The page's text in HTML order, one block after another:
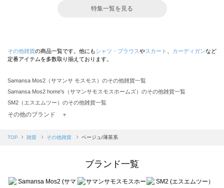
特集一覧を見る
その他雑貨の商品一覧です。他にもシャツ・ブラウスやスカート カーディガンなど
定番アイテムを多数取り揃えております。
Samansa Mos2（サマンサ モスモス）のその他雑貨一覧
Samansa Mos2 home's（サマンサモスモスホームズ）のその他雑貨一覧
SM2（エスエムツー）のその他雑貨一覧
TSUHARU by Samansa Mos2（ツハルバイサマンサモスモス）のその他雑貨一覧
Samansa Mos2 blue（サマンサモスモス ブルー）のその他雑貨一覧
sō4ū（ソウフォーユー）のその他雑貨一覧
Te chichi（テチチ）のその他雑貨一覧
その他のブランド ＋
TOP 雑貨 その他雑貨 ベージュ/薄茶系
ブランド一覧